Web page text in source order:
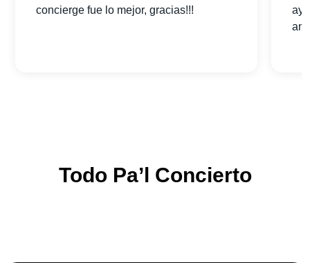
concierge fue lo mejor, gracias!!!
Todo Pa’l Concierto